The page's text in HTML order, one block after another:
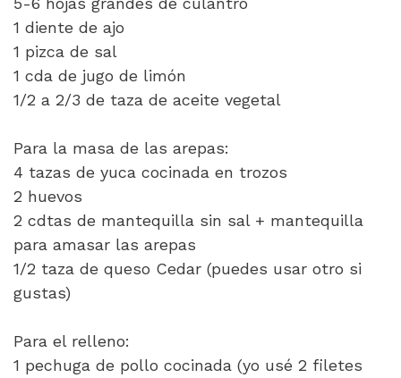
1 diente de ajo
1 pizca de sal
1 cda de jugo de limón
1/2 a 2/3 de taza de aceite vegetal
Para la masa de las arepas:
4 tazas de yuca cocinada en trozos
2 huevos
2 cdtas de mantequilla sin sal + mantequilla
para amasar las arepas
1/2 taza de queso Cedar (puedes usar otro si
gustas)
Para el relleno:
1 pechuga de pollo cocinada (yo usé 2 filetes